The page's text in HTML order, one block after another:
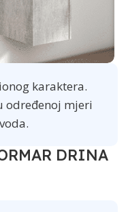
karaktera.
određenoj mjeri
DRINA